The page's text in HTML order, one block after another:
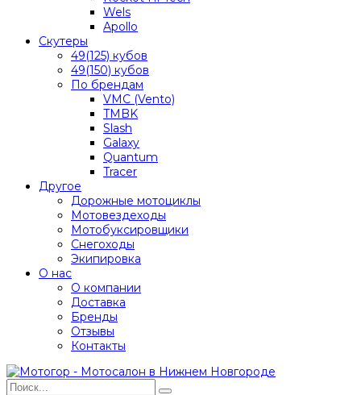
Wels
Apollo
Скутеры
49(125) кубов
49(150) кубов
По брендам
VMC (Vento)
TMBK
Slash
Galaxy
Quantum
Tracer
Другое
Дорожные мотоциклы
Мотовездеходы
Мотобуксировщики
Снегоходы
Экипировка
О нас
О компании
Доставка
Бренды
Отзывы
Контакты